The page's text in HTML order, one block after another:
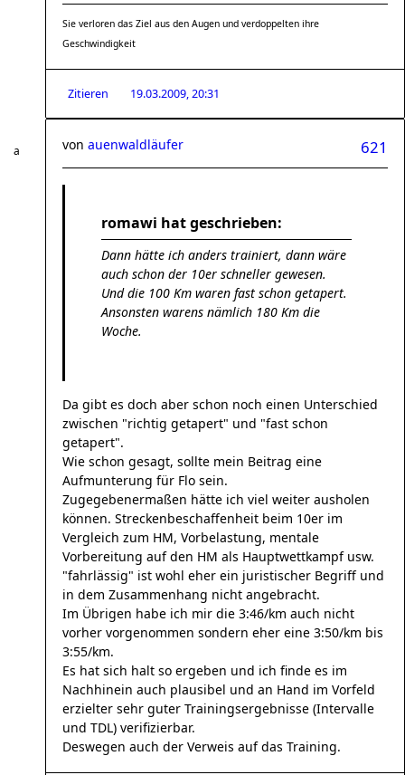
Sie verloren das Ziel aus den Augen und verdoppelten ihre
Geschwindigkeit
Zitieren 19.03.2009, 20:31
621
von auenwaldläufer
romawi hat geschrieben:
Dann hätte ich anders trainiert, dann wäre
auch schon der 10er schneller gewesen.
Und die 100 Km waren fast schon getapert.
Ansonsten warens nämlich 180 Km die
Woche.
Da gibt es doch aber schon noch einen Unterschied
zwischen "richtig getapert" und "fast schon
getapert".
Wie schon gesagt, sollte mein Beitrag eine
Aufmunterung für Flo sein.
Zugegebenermaßen hätte ich viel weiter ausholen
können. Streckenbeschaffenheit beim 10er im
Vergleich zum HM, Vorbelastung, mentale
Vorbereitung auf den HM als Hauptwettkampf usw.
"fahrlässig" ist wohl eher ein juristischer Begriff und
in dem Zusammenhang nicht angebracht.
Im Übrigen habe ich mir die 3:46/km auch nicht
vorher vorgenommen sondern eher eine 3:50/km bis
3:55/km.
Es hat sich halt so ergeben und ich finde es im
Nachhinein auch plausibel und an Hand im Vorfeld
erzielter sehr guter Trainingsergebnisse (Intervalle
und TDL) verifizierbar.
Deswegen auch der Verweis auf das Training.